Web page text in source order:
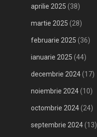
aprilie 2025 (38)
martie 2025 (28)
februarie 2025 (36)
ianuarie 2025 (44)
decembrie 2024(17)
noiembrie 2024(10)
octombrie 2024(24)
septembrie 2024(13)